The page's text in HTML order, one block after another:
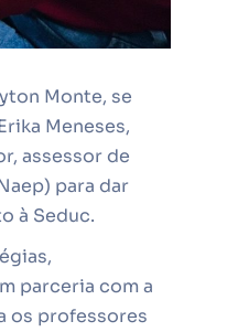
Monte, se
Meneses,
assessor de
para dar
à Seduc.
parceria com a
os professores